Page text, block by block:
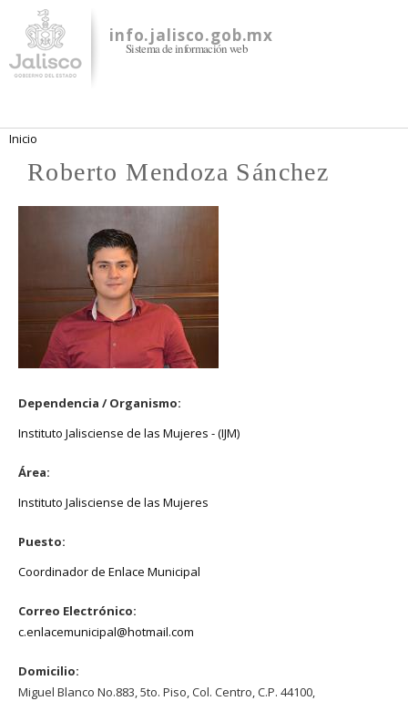
contenido
principal
info.jalisco.gob.mx
Sistema de información web
Se encuentra usted aquí
Inicio
Roberto Mendoza Sánchez
Dependencia / Organismo:
Instituto Jalisciense de las Mujeres - (IJM)
Área:
Instituto Jalisciense de las Mujeres
Puesto:
Coordinador de Enlace Municipal
Correo Electrónico:
c.enlacemunicipal@hotmail.com
Domicilio:
Miguel Blanco No.883, 5to. Piso, Col. Centro, C.P. 44100,